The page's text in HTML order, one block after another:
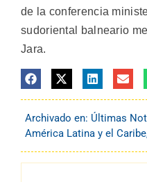
de la conferencia
sudoriental balneario
Jara.
Archivado en: Últimas
América Latina y el Caribe